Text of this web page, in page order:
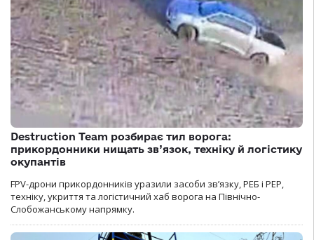
Destruction Team розбирає тил ворога:
прикордонники нищать зв’язок, техніку й логістику
окупантів
FPV-дрони прикордонників уразили засоби зв’язку, РЕБ і РЕР,
техніку, укриття та логістичний хаб ворога на Північно-
Слобожанському напрямку.